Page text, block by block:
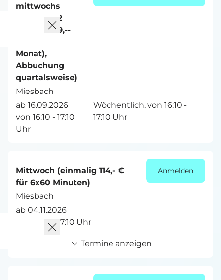
mittwochs
(Laufzeit 12
Monate (49,--
Monat),
Abbuchung
quartalsweise)
ab 16.09.2026
von 16:10 - 17:10
Uhr
Wöchentlich, von 16:10 -
17:10 Uhr
Miesbach
Mittwoch (einmalig 114,- €
für 6x60 Minuten)
ab 04.11.2026
von 16:10 - 17:10 Uhr
Termine anzeigen
Miesbach
Anmelden